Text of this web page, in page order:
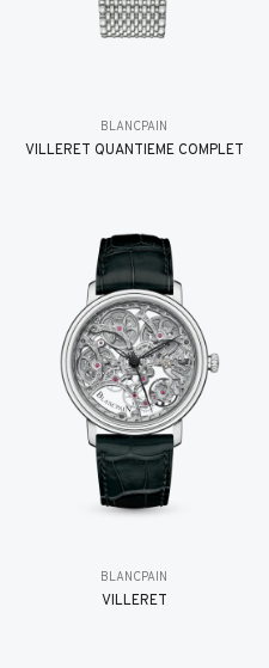
BLANCPAIN
VILLERET QUANTIÈME COMPLET
BLANCPAIN
VILLERET